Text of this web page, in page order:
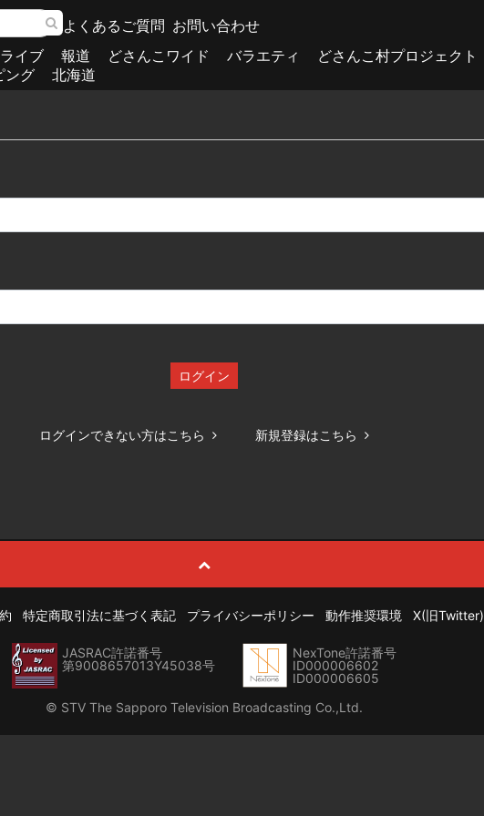
よくあるご質問 お問い合わせ
イブ 報道 どさんこワイド バラエティ どさんこ村プロジェクト
ング
北海道
ログイン
ログインできない方はこちら 新規登録はこちら
特定商取引法に基づく表記 プライバシーポリシー 動作推奨環境 X(旧Twitter)
JASRAC許諾番号
第9008657013Y45038号
NexTone許諾番号
ID000006602
ID000006605
© STV The Sapporo Television Broadcasting Co.,Ltd.